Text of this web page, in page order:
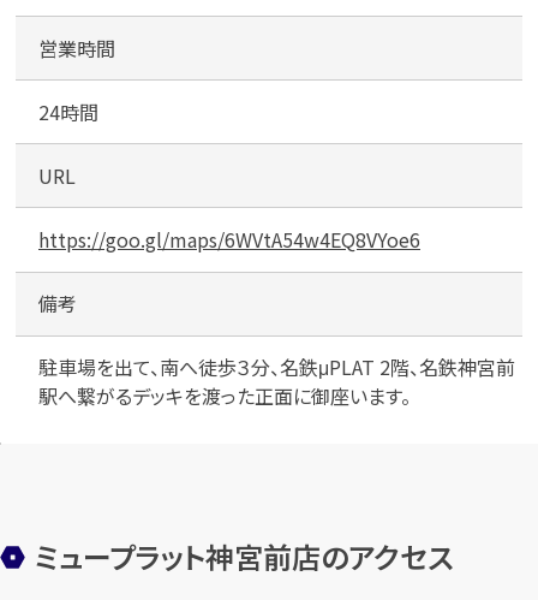
営業時間
24時間
URL
https://goo.gl/maps/6WVtA54w4EQ8VYoe6
備考
駐車場を出て、南へ徒歩３分、名鉄μPLAT 2階、名鉄神宮前
駅へ繋がるデッキを渡った正面に御座います。
ミュープラット神宮前店のアクセス